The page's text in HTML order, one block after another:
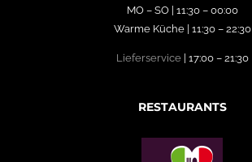
MO – SO | 11:30 – 00:00
Warme Küche | 11:30 – 22:30
Lieferservice| 17:00 – 21:30
RESTAURANTS